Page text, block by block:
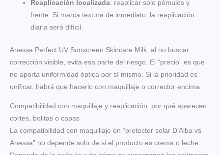
Reaplicación localizada: reaplicar solo pómulos y
frente. Si marca textura de inmediato, la reaplicación
diaria será difícil.
Anessa Perfect UV Sunscreen Skincare Milk, al no buscar
corrección visible, evita esa parte del riesgo. El “precio” es que
no aporta uniformidad óptica por sí mismo. Si la prioridad es
unificar, habrá que hacerlo con maquillaje o corrector encima.
Compatibilidad con maquillaje y reaplicación: por qué aparecen
cortes, bolitas o capas
La compatibilidad con maquillaje en “protector solar D’Alba vs
Anessa” no depende solo de si el producto es crema o leche.